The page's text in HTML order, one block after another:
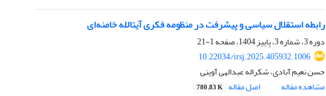
رابطه استقلال سیاسی و پیشرفت در منظومه فکری آیت­الله خامنه‌­ای
دوره 3، شماره 3، پاییز 1404، صفحه
1-21
10.22034/irsj.2025.405932.1006
حسن نعیم آبادی، شکراله عبدالهی آوینی
مشاهده مقاله
اصل مقاله 780.83 K